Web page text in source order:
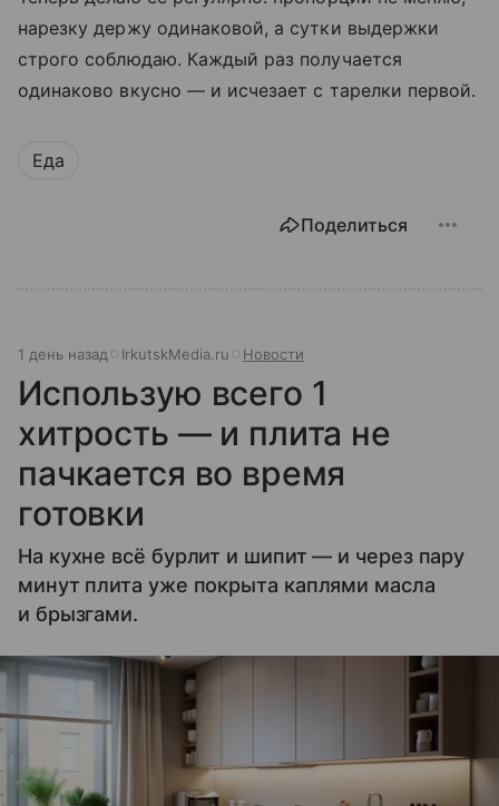
нарезку держу одинаковой, а сутки выдержки
строго соблюдаю. Каждый раз получается
одинаково вкусно — и исчезает с тарелки первой.
Еда
Поделиться
1 день назад IrkutskMedia.ru Новости
Использую всего 1
хитрость — и плита не
пачкается во время
готовки
На кухне всё бурлит и шипит — и через пару
минут плита уже покрыта каплями масла
и брызгами.